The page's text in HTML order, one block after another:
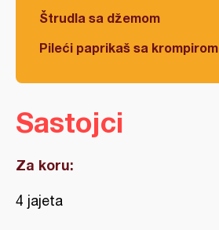
Štrudla sa džemom
Pileći paprikaš sa krompirom
Sastojci
Za koru:
4 jajeta